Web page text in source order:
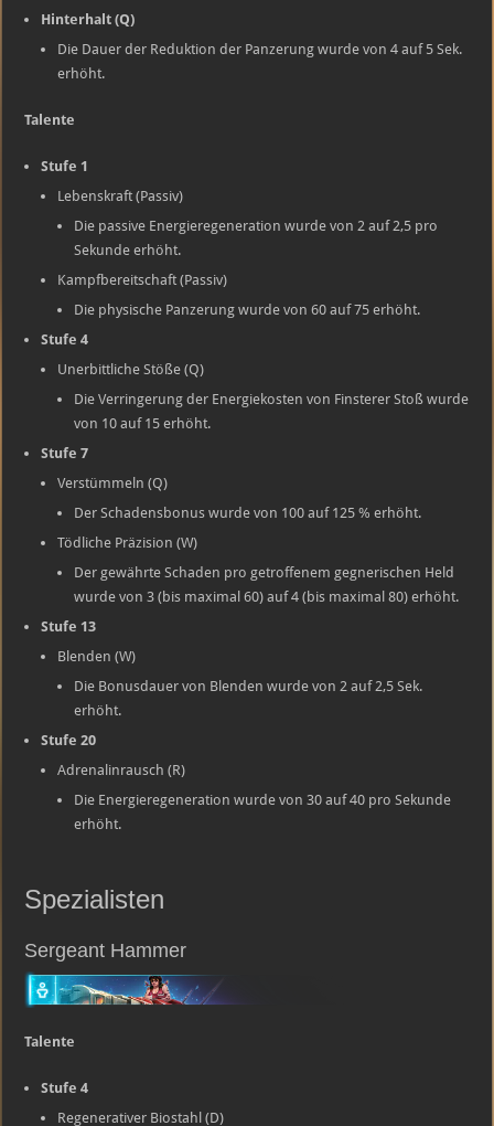
Hinterhalt (Q)
Die Dauer der Reduktion der Panzerung wurde von 4 auf 5 Sek.
erhöht.
Talente
Stufe 1
Lebenskraft (Passiv)
Die passive Energieregeneration wurde von 2 auf 2,5 pro
Sekunde erhöht.
Kampfbereitschaft (Passiv)
Die physische Panzerung wurde von 60 auf 75 erhöht.
Stufe 4
Unerbittliche Stöße (Q)
Die Verringerung der Energiekosten von Finsterer Stoß wurde
von 10 auf 15 erhöht.
Stufe 7
Verstümmeln (Q)
Der Schadensbonus wurde von 100 auf 125 % erhöht.
Tödliche Präzision (W)
Der gewährte Schaden pro getroffenem gegnerischen Held
wurde von 3 (bis maximal 60) auf 4 (bis maximal 80) erhöht.
Stufe 13
Blenden (W)
Die Bonusdauer von Blenden wurde von 2 auf 2,5 Sek.
erhöht.
Stufe 20
Adrenalinrausch (R)
Die Energieregeneration wurde von 30 auf 40 pro Sekunde
erhöht.
Spezialisten
Sergeant Hammer
Talente
Stufe 4
Regenerativer Biostahl (D)